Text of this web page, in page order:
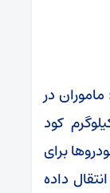
در
بار نیسان، ۳ تن و ۳۰۰ کیلوگرم کود
برای
داده